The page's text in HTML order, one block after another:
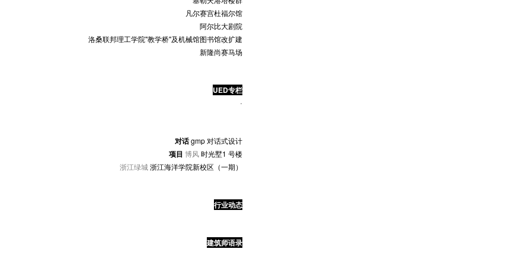
凡尔赛宫杜福尔馆
阿尔比大剧院
洛桑联邦理工学院"教学桥"及机械馆图书馆改扩建
新隆尚赛马场
UED专栏
·
对话gmp 对话式设计
项目 博风时光墅1 号楼
浙江绿城 浙江海洋学院新校区（一期）
行业动态
建筑师语录